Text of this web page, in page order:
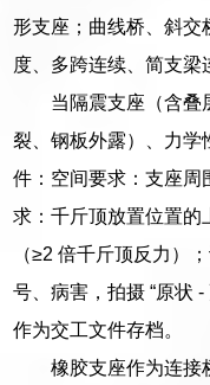
形支座；曲线桥、斜交
度、多跨连续、简支梁
当隔震支座（含叠
裂、钢板外露）、力学
件：空间要求：支座周
求：千斤顶放置位置的
（≥2 倍千斤顶反力）
号、病害，拍摄 “原状
作为交工文件存档。
橡胶支座作为连接